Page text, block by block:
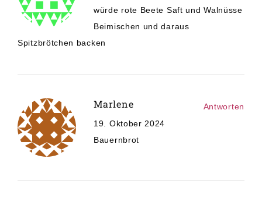
würde rote Beete Saft und Walnüsse
Beimischen und daraus
Spitzbrötchen backen
Marlene
19. Oktober 2024
Bauernbrot
Antworten